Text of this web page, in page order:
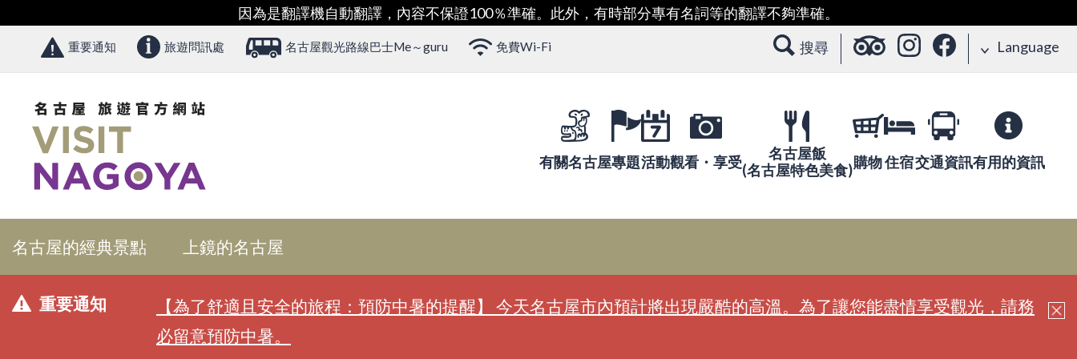
因為是翻譯機自動翻譯，內容不保證100％準確。此外，有時部分專有名詞等的翻譯不夠準確。
重要通知 旅遊問訊處 名古屋觀光路線巴士Me～guru 免費Wi-Fi 搜尋 Language
有關名古屋專題活動觀看・享受
名古屋飯
(名古屋特色美食)購物住宿交通資訊有用的資訊
名古屋的經典景點 上鏡的名古屋
重要通知
【為了舒適且安全的旅程：預防中暑的提醒】 今天名古屋市內預計將出現嚴酷的高溫。為了讓您能盡情享受觀光，請務
必留意預防中暑。